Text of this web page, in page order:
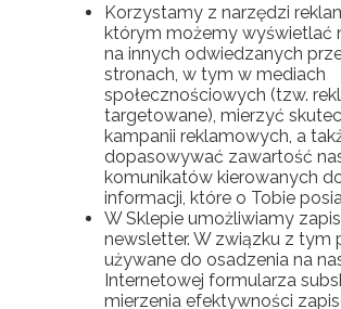
Korzystamy z narzędzi
którym możemy wyświetlać
na innych odwiedzanych
stronach, w tym w mediach
społecznościowych (tzw.
targetowane), mierzyć
kampanii reklamowych, a
dopasowywać zawartość
komunikatów kierowanych
informacji, które o Tobie
W Sklepie umożliwiamy
newsletter. W związku z tym
używane do osadzenia na
Internetowej formularza
mierzenia efektywności